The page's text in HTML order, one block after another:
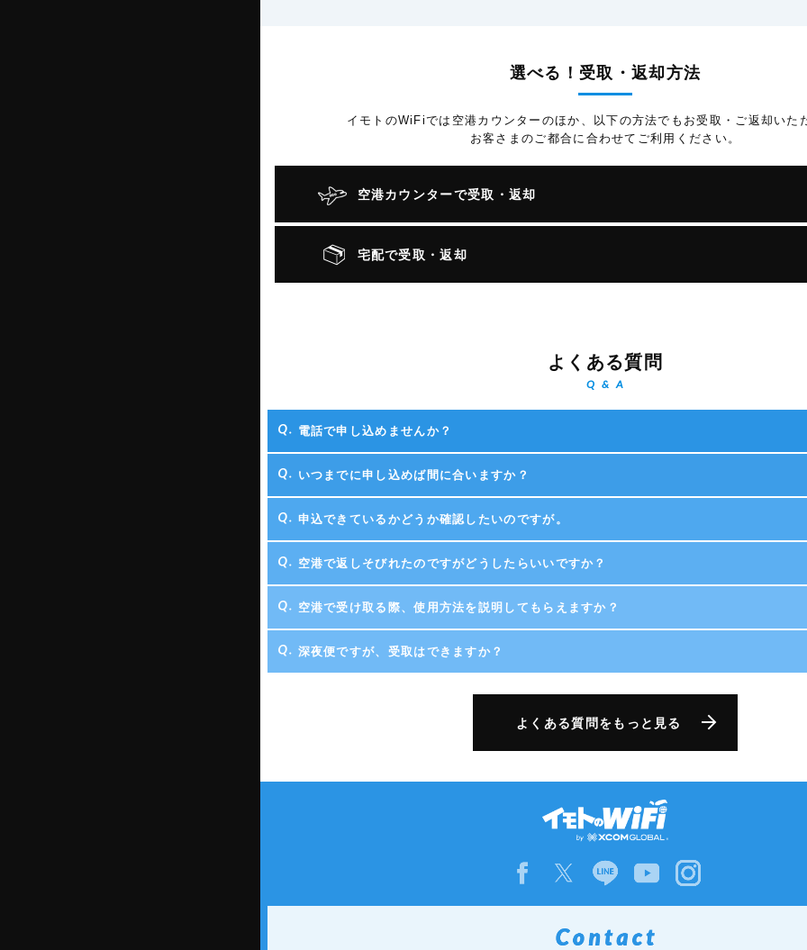
選べる！受取・返却方法
イモトのWiFiでは空港カウンターのほか、以下の方法でもお受取・ご返却いた
お客さまのご都合に合わせてご利用ください。
空港カウンターで受取・返却
宅配で受取・返却
よくある質問
Q & A
電話で申し込めませんか？
いつまでに申し込めば間に合いますか？
申込できているかどうか確認したいのですが。
空港で返しそびれたのですがどうしたらいいですか？
空港で受け取る際、使用方法を説明してもらえますか？
深夜便ですが、受取はできますか？
よくある質問をもっと見る